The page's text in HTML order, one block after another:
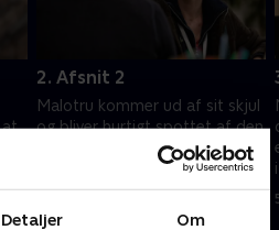
Detaljer Om
at
2. Afsnit 2
Malotru kommer ud af sit skjul
og bliver hurtigt spottet af den
russiske efterretningstjeneste.
Marina går undercover som
hacker i Rusland.